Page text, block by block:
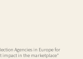
Agencies in Europe for
impact in the marketplace"